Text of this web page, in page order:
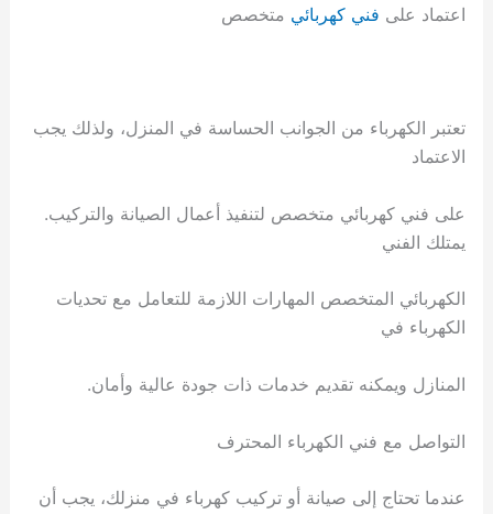
اعتماد على فني كهربائي متخصص
تعتبر الكهرباء من الجوانب الحساسة في المنزل، ولذلك يجب
الاعتماد
على فني كهربائي متخصص لتنفيذ أعمال الصيانة والتركيب.
يمتلك الفني
الكهربائي المتخصص المهارات اللازمة للتعامل مع تحديات
الكهرباء في
المنازل ويمكنه تقديم خدمات ذات جودة عالية وأمان.
التواصل مع فني الكهرباء المحترف
عندما تحتاج إلى صيانة أو تركيب كهرباء في منزلك، يجب أن